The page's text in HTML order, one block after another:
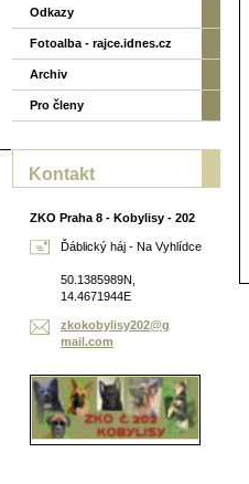
Odkazy
Fotoalba - rajce.idnes.cz
Archiv
Pro členy
Kontakt
ZKO Praha 8 - Kobylisy - 202
Ďáblický háj - Na Vyhlídce
50.1385989N,
14.4671944E
zkokobyl isy202@g
mail.com